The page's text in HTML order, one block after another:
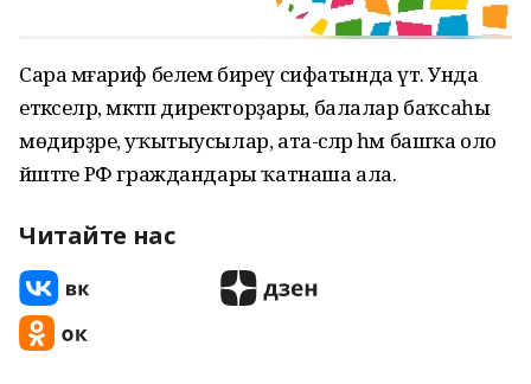
Сара мәғариф белем биреү сифатында үтә. Унда
етәкселәр, мәктәп директорҙары, балалар баҡсаһы
мөдирҙәре, уҡытыусылар, ата-әсәләр һәм башҡа оло
йәштәге РФ граждандары ҡатнаша ала.
Читайте нас